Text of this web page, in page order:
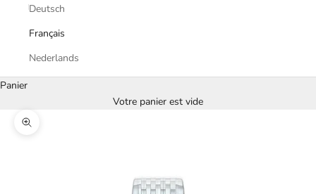
Deutsch
Français
Nederlands
Panier
Votre panier est vide
Zoomer sur l'image